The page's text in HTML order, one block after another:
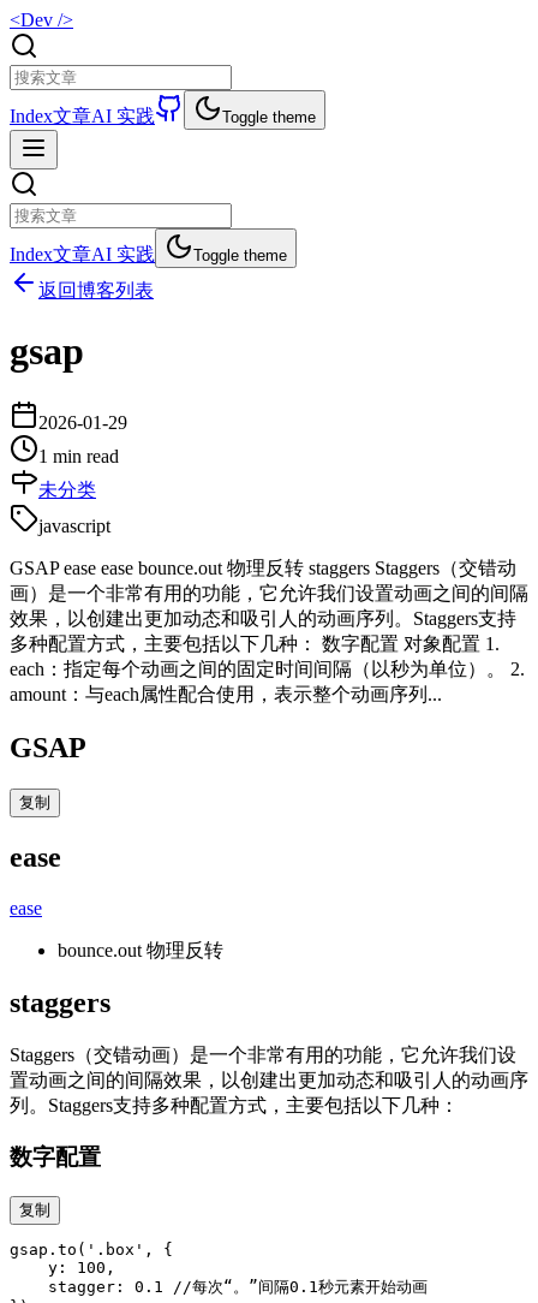
<Dev />
Index文章AI 实践 Toggle theme
Index文章AI 实践 Toggle theme
返回博客列表
gsap
2026-01-29
1 min read
未分类
javascript
GSAP ease ease bounce.out 物理反转 staggers Staggers（交错动
画）是一个非常有用的功能，它允许我们设置动画之间的间隔
效果，以创建出更加动态和吸引人的动画序列。Staggers支持
多种配置方式，主要包括以下几种： 数字配置 对象配置 1.
each：指定每个动画之间的固定时间间隔（以秒为单位）。 2.
amount：与each属性配合使用，表示整个动画序列...
GSAP
复制
ease
ease
bounce.out 物理反转
staggers
Staggers（交错动画）是一个非常有用的功能，它允许我们设
置动画之间的间隔效果，以创建出更加动态和吸引人的动画序
列。Staggers支持多种配置方式，主要包括以下几种：
数字配置
复制
gsap.to('.box', {
    y: 100,
    stagger: 0.1 //每次“。”间隔0.1秒元素开始动画